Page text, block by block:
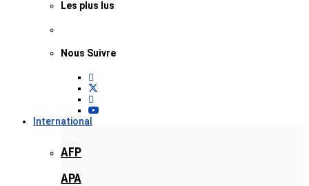
Les plus lus
Nous Suivre
International
AFP
APA